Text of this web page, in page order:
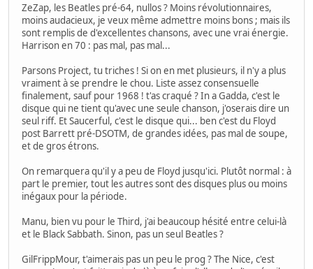
ZeZap, les Beatles pré-64, nullos ? Moins révolutionnaires,
moins audacieux, je veux même admettre moins bons ; mais ils
sont remplis de d'excellentes chansons, avec une vrai énergie.
Harrison en 70 : pas mal, pas mal...
Parsons Project, tu triches ! Si on en met plusieurs, il n'y a plus
vraiment à se prendre le chou. Liste assez consensuelle
finalement, sauf pour 1968 ! t'as craqué ? In a Gadda, c'est le
disque qui ne tient qu'avec une seule chanson, j'oserais dire un
seul riff. Et Saucerful, c'est le disque qui... ben c'est du Floyd
post Barrett pré-DSOTM, de grandes idées, pas mal de soupe,
et de gros étrons.
On remarquera qu'il y a peu de Floyd jusqu'ici. Plutôt normal : à
part le premier, tout les autres sont des disques plus ou moins
inégaux pour la période.
Manu, bien vu pour le Third, j'ai beaucoup hésité entre celui-là
et le Black Sabbath. Sinon, pas un seul Beatles ?
GilFrippMour, t'aimerais pas un peu le prog ? The Nice, c'est